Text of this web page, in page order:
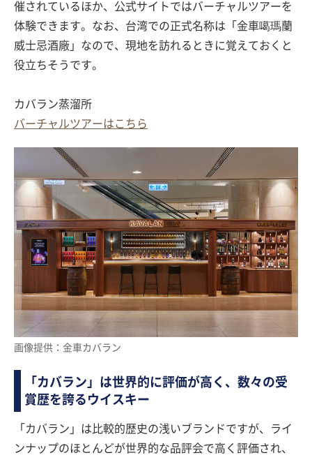
催されているほか、公式サイトではバーチャルツアーを
体験できます。なお、台湾での正式名称は「金車噶瑪蘭
威士忌酒廠」なので、現地を訪れるときに覚えておくと
役立ちそうです。
カバラン蒸溜所
バーチャルツアーはこちら
画像提供：金車カバラン
「カバラン」は世界的に評価が高く、数々の受
賞歴を誇るウイスキー
「カバラン」は比較的歴史の浅いブランドですが、ライ
ンナップのほとんどが世界的な品評会で高く評価され、